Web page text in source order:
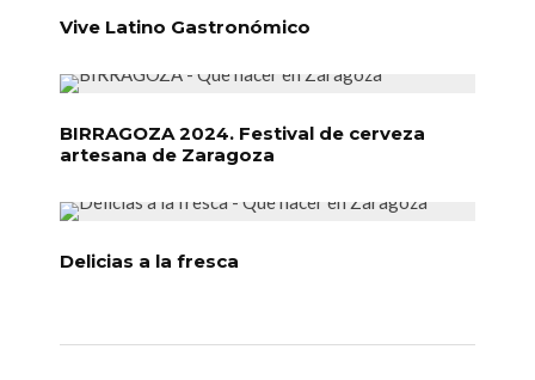
Vive Latino Gastronómico
BIRRAGOZA 2024. Festival de cerveza
artesana de Zaragoza
Delicias a la fresca